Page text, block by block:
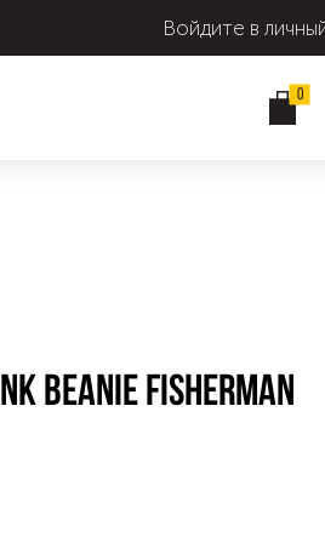
Войдите в
0
BEANIE FISHERMAN